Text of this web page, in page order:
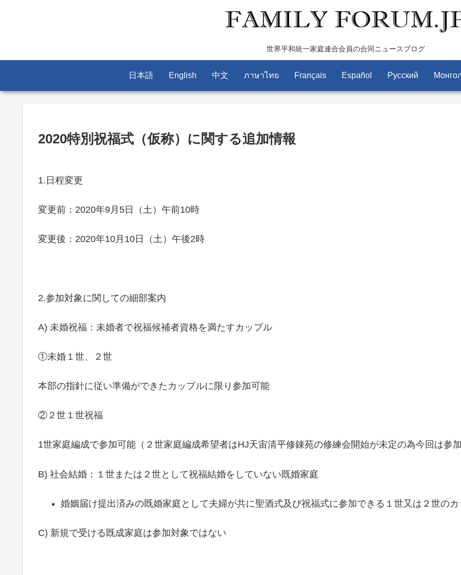
世界平和統一家庭連合会員の合同ニュースブログ
日本語 English 中文 ภาษาไทย Français Español Pусский
2020特別祝福式（仮称）に関する追加情報
1.日程変更
変更前：2020年9月5日（土）午前10時
変更後：2020年10月10日（土）午後2時
2.参加対象に関しての細部案内
A) 未婚祝福：未婚者で祝福候補者資格を満たすカップル
①未婚１世、２世
本部の指針に従い準備ができたカップルに限り参加可能
②２世１世祝福
1世家庭編成で参加可能（２世家庭編成希望者はHJ天宙清平修錬苑の修練会開始が未定の為今回は参
B) 社会結婚：１世または２世として祝福結婚をしていない既婚家庭
婚姻届け提出済みの既婚家庭として夫婦が共に聖酒式及び祝福式に参加できる１世又は２世のカ
C) 新規で受ける既成家庭は参加対象ではない